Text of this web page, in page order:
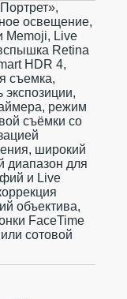
освещение,
Memoji, Live
Retina
HDR 4,
съемка,
экспозиции,
режим
съёмки со
широкий
диапазон для
и Live
объектива,
FaceTime
сотовой